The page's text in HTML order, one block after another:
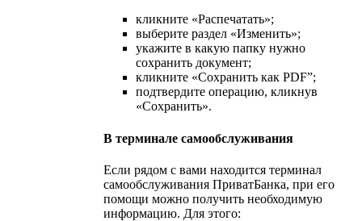
кликните «Распечатать»;
выберите раздел «Изменить»;
укажите в какую папку нужно
сохранить документ;
кликните «Сохранить как PDF”;
подтвердите операцию, кликнув
«Сохранить».
В терминале самообслуживания
Если рядом с вами находится терминал
самообслуживания ПриватБанка, при его
помощи можно получить необходимую
информацию. Для этого: